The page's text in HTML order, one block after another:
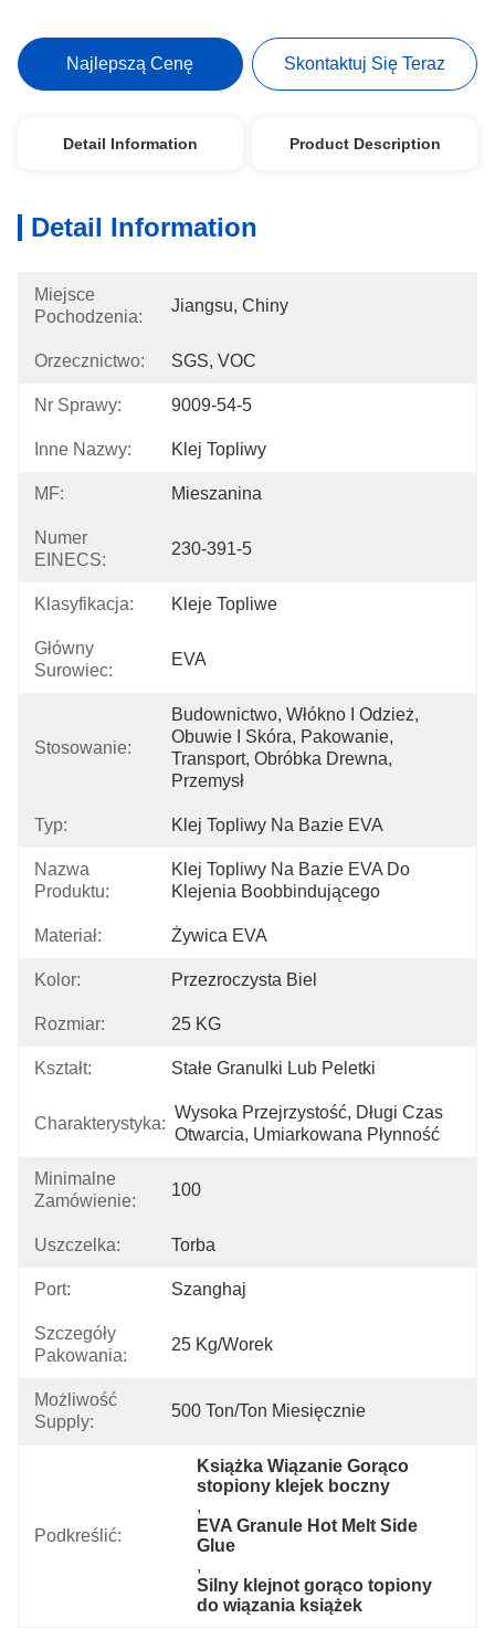
Najlepszą Cenę Skontaktuj Się Teraz
Detail Information Product Description
Detail Information
Miejsce
Pochodzenia:
Jiangsu, Chiny
Orzecznictwo: SGS, VOC
Nr Sprawy: 9009-54-5
Inne Nazwy: Klej Topliwy
MF: Mieszanina
Numer
EINECS:
230-391-5
Klasyfikacja: Kleje Topliwe
Główny
Surowiec:
EVA
Stosowanie:
Budownictwo, Włókno I Odzież,
Obuwie I Skóra, Pakowanie,
Transport, Obróbka Drewna,
Przemysł
Typ: Klej Topliwy Na Bazie EVA
Nazwa
Produktu:
Klej Topliwy Na Bazie EVA Do
Klejenia Boobbindującego
Materiał: Żywica EVA
Kolor: Przezroczysta Biel
Rozmiar: 25 KG
Kształt: Stałe Granulki Lub Peletki
Charakterystyka:
Wysoka Przejrzystość, Długi Czas
Otwarcia, Umiarkowana Płynność
Minimalne
Zamówienie:
100
Uszczelka: Torba
Port: Szanghaj
Szczegóły
Pakowania:
25 Kg/worek
Możliwość
Supply:
500 Ton/ton Miesięcznie
Podkreślić:
Książka Wiązanie Gorąco
stopiony klejek boczny
,
EVA Granule Hot Melt Side
Glue
,
Silny klejnot gorąco topiony
do wiązania książek